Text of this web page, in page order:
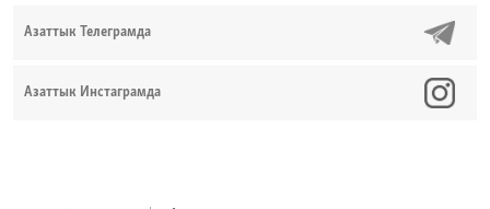
Азаттык Телеграмда
Азаттык Инстаграмда